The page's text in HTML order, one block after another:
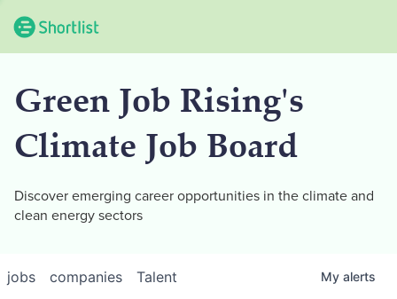
Green Job Rising's
Climate Job Board
Discover emerging career opportunities in the climate and
clean energy sectors
jobs companies Talent My alerts